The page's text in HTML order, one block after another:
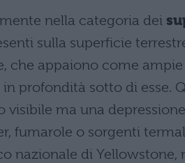
nella categoria dei
sulla superficie
che appaiono come
profondità sotto di esse.
ma una
fumarole o sorgenti
nazionale di Yellowstone,